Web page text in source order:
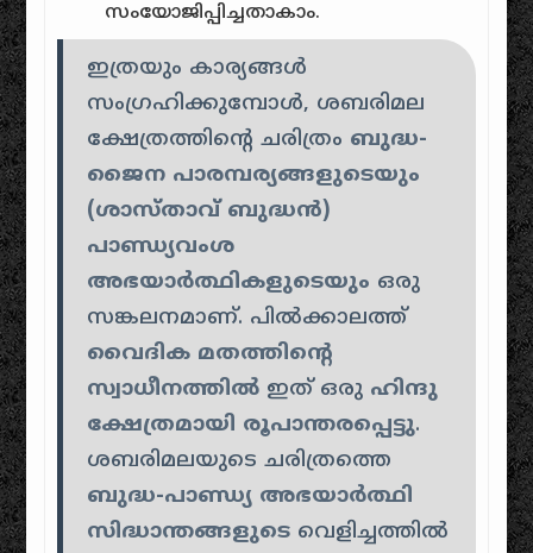
സംയോജിപ്പിച്ചതാകാം.
ഇത്രയും കാര്യങ്ങൾ
സംഗ്രഹിക്കുമ്പോൾ, ശബരിമല
ക്ഷേത്രത്തിൻ്റെ ചരിത്രം ബുദ്ധ-
ജൈന പാരമ്പര്യങ്ങളുടെയും
(ശാസ്താവ് ബുദ്ധൻ)
പാണ്ഡ്യവംശ
അഭയാർത്ഥികളുടെയും ഒരു
സങ്കലനമാണ്. പിൽക്കാലത്ത്
വൈദിക മതത്തിൻ്റെ
സ്വാധീനത്തിൽ ഇത് ഒരു ഹിന്ദു
ക്ഷേത്രമായി രൂപാന്തരപ്പെട്ടു.
ശബരിമലയുടെ ചരിത്രത്തെ
ബുദ്ധ-പാണ്ഡ്യ അഭയാർത്ഥി
സിദ്ധാന്തങ്ങളുടെ വെളിച്ചത്തിൽ